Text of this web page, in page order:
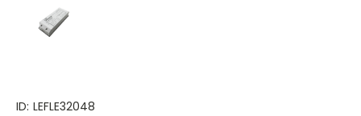
ID: LEFLE32048